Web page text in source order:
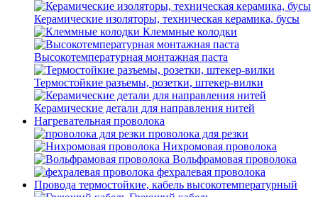
Керамические изоляторы, техническая керамика, бусы
Клеммные колодки
Высокотемпературная монтажная паста
Термостойкие разъемы, розетки, штекер-вилки
Керамические детали для направления нитей
Нагревательная проволока
проволока для резки
Нихромовая проволока
Вольфрамовая проволока
фехралевая проволока
Провода термостойкие, кабель высокотемпературный